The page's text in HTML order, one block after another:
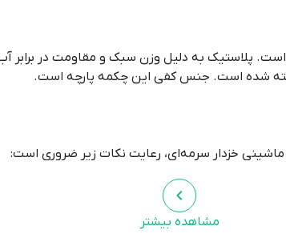
پلاستیک به دلیل وزن سبک و مقاومت در برابر
شده است. جنس کفی این چکمه پارچه است.
خزدار سرمه‌ای، رعایت نکات زیر ضروری است:
مشاهده بیشتر